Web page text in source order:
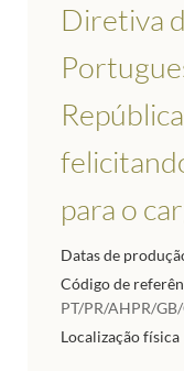
Diretiva
para o
Datas de
Código de
PT/PR/AHPR/
Localização física